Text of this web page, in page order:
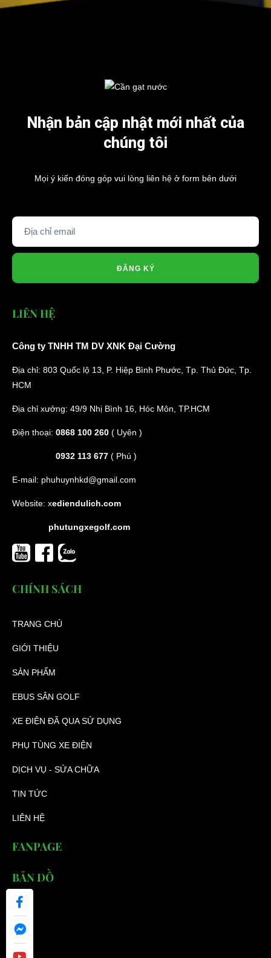
Nhận bản cập nhật mới nhất của
chúng tôi
Mọi ý kiến đóng góp vui lòng liên hệ ở form bên dưới
ĐĂNG KÝ
LIÊN HỆ
Công ty TNHH TM DV XNK Đại Cường
Địa chỉ: 803 Quốc lộ 13, P. Hiệp Bình Phước, Tp. Thủ Đức, Tp.
HCM
Địa chỉ xưởng: 49/9 Nhị Bình 16, Hóc Môn, TP.HCM
Điện thoại: 0868 100 260 ( Uyên )
0932 113 677 ( Phú )
E-mail: phuhuynhkd@gmail.com
Website: xediendulich.com
phutungxegolf.com
CHÍNH SÁCH
TRANG CHỦ
GIỚI THIỆU
SẢN PHẨM
EBUS SÂN GOLF
XE ĐIỆN ĐÃ QUA SỬ DỤNG
PHỤ TÙNG XE ĐIỆN
DỊCH VỤ - SỬA CHỮA
TIN TỨC
LIÊN HỆ
FANPAGE
BẢN ĐỒ